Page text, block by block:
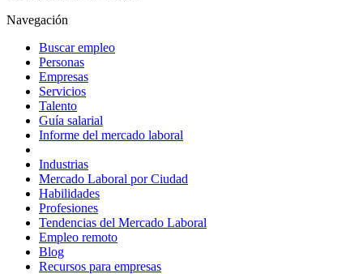
Navegación
Buscar empleo
Personas
Empresas
Servicios
Talento
Guía salarial
Informe del mercado laboral
Industrias
Mercado Laboral por Ciudad
Habilidades
Profesiones
Tendencias del Mercado Laboral
Empleo remoto
Blog
Recursos para empresas